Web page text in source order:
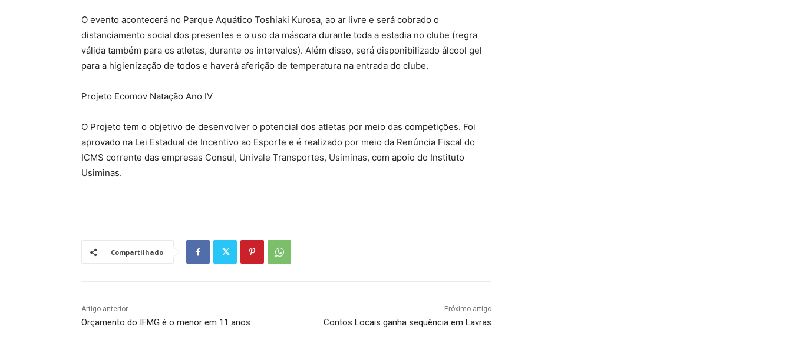
O evento acontecerá no Parque Aquático Toshiaki Kurosa, ao ar livre e será cobrado o
distanciamento social dos presentes e o uso da máscara durante toda a estadia no clube (regra
válida também para os atletas, durante os intervalos). Além disso, será disponibilizado álcool gel
para a higienização de todos e haverá aferição de temperatura na entrada do clube.
Projeto Ecomov Natação Ano IV
O Projeto tem o objetivo de desenvolver o potencial dos atletas por meio das competições. Foi
aprovado na Lei Estadual de Incentivo ao Esporte e é realizado por meio da Renúncia Fiscal do
ICMS corrente das empresas Consul, Univale Transportes, Usiminas, com apoio do Instituto
Usiminas.
Compartilhado
Artigo anterior
Orçamento do IFMG é o menor em 11 anos
Próximo artigo
Contos Locais ganha sequência em Lavras